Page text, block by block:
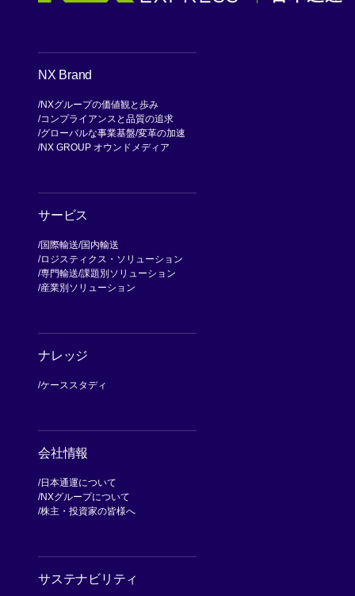
NX Brand
NXグループの価値観と歩み
コンプライアンスと品質の追求
グローバルな事業基盤 変革の加速
NX GROUP オウンドメディア
サービス
国際輸送 国内輸送
ロジスティクス・ソリューション
専門輸送 課題別ソリューション
産業別ソリューション
ナレッジ
ケーススタディ
会社情報
日本通運について
NXグループについて
株主・投資家の皆様へ
サステナビリティ